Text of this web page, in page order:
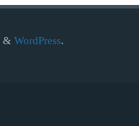
& WordPress.